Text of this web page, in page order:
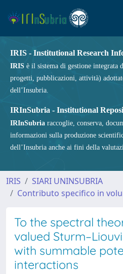
IRIS - Institutional Research
IRIS è il sistema di gestione integrata
progetti, pubblicazioni, attività)
dell’Insubria.
IRInSubria - Institutional
IRInSubria raccoglie, conserva,
informazioni sulla produzione
dell’Insubria anche ai fini della
IRIS
SIARI UNINSUBRIA
Contributo specifico in
To the spectral
valued
with summable
interactions